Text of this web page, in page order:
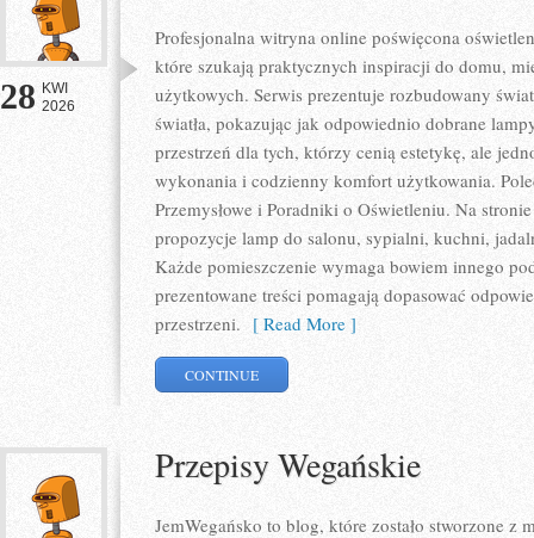
28 KWI
2026
Profesjonalna witryna online poświęcona
które szukają praktycznych inspiracji do domu,
użytkowych. Serwis prezentuje rozbudowany
światła, pokazując jak odpowiednio dobrane
przestrzeń dla tych, którzy cenią estetykę, ale
wykonania i codzienny komfort użytkowania.
Przemysłowe i Poradniki o Oświetleniu. Na
propozycje lamp do salonu, sypialni, kuchni,
Każde pomieszczenie wymaga bowiem innego
prezentowane treści pomagają dopasować
przestrzeni. [ Read More ]
CONTINUE
Przepisy Wegańskie
JemWegańsko to blog, które zostało stworzone z